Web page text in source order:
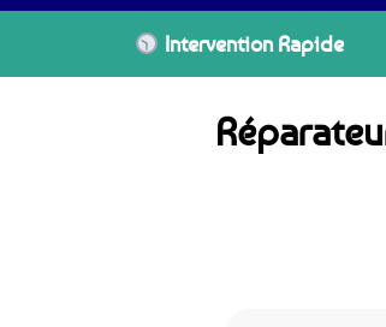
Intervention Rapide